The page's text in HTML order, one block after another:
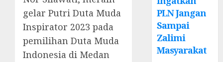
gelar Putri Duta Muda
Inspirator 2023 pada
pemilihan Duta Muda
Indonesia di Medan
PLN Jangan
Sampai
Zalimi
Masyarakat